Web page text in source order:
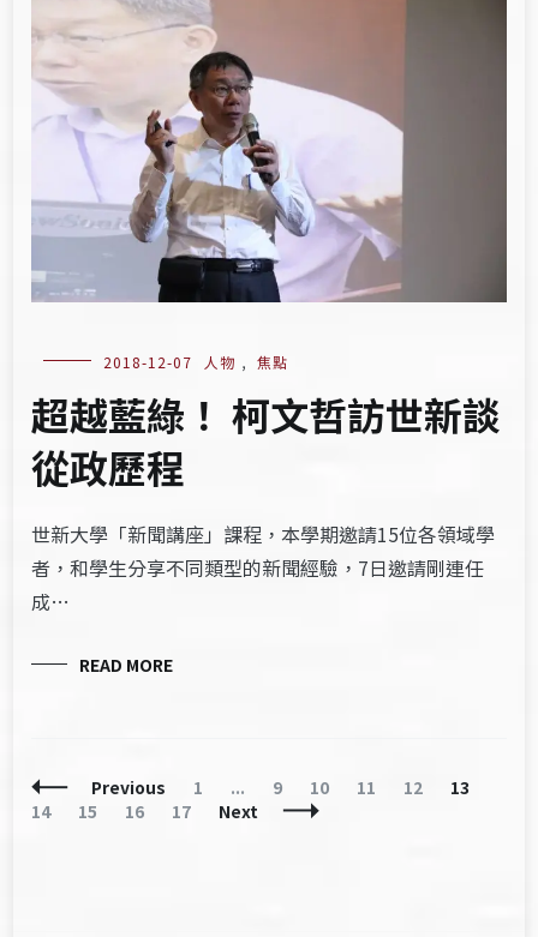
2018-12-07 人物 , 焦點
超越藍綠！ 柯文哲訪世新談
從政歷程
世新大學「新聞講座」課程，本學期邀請15位各領域學
者，和學生分享不同類型的新聞經驗，7日邀請剛連任
成…
READ MORE
Posts
Navigation
Previous Page
1 ... Page
9 Page
10 Page
11 Page
12 Page
13
14
Page
15 Page
16 Page
17 Next